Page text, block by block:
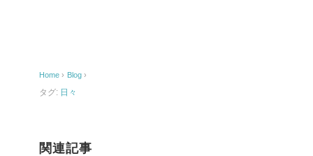
o
o
Home › Blog ›
タグ: 日々
関連記事